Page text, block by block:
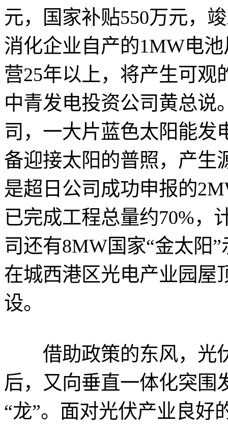
元，国家补贴550万元，
消化企业自产的1MW电
营25年以上，将产生可观
中青发电投资公司黄总说
司，一大片蓝色太阳能发
备迎接太阳的普照，产生
是超日公司成功申报的
已完成工程总量约70%，
司还有8MW国家“金太阳
在城西港区光电产业园屋
设。
借助政策的东风，光
后，又向垂直一体化突围
“龙”。面对光伏产业良好